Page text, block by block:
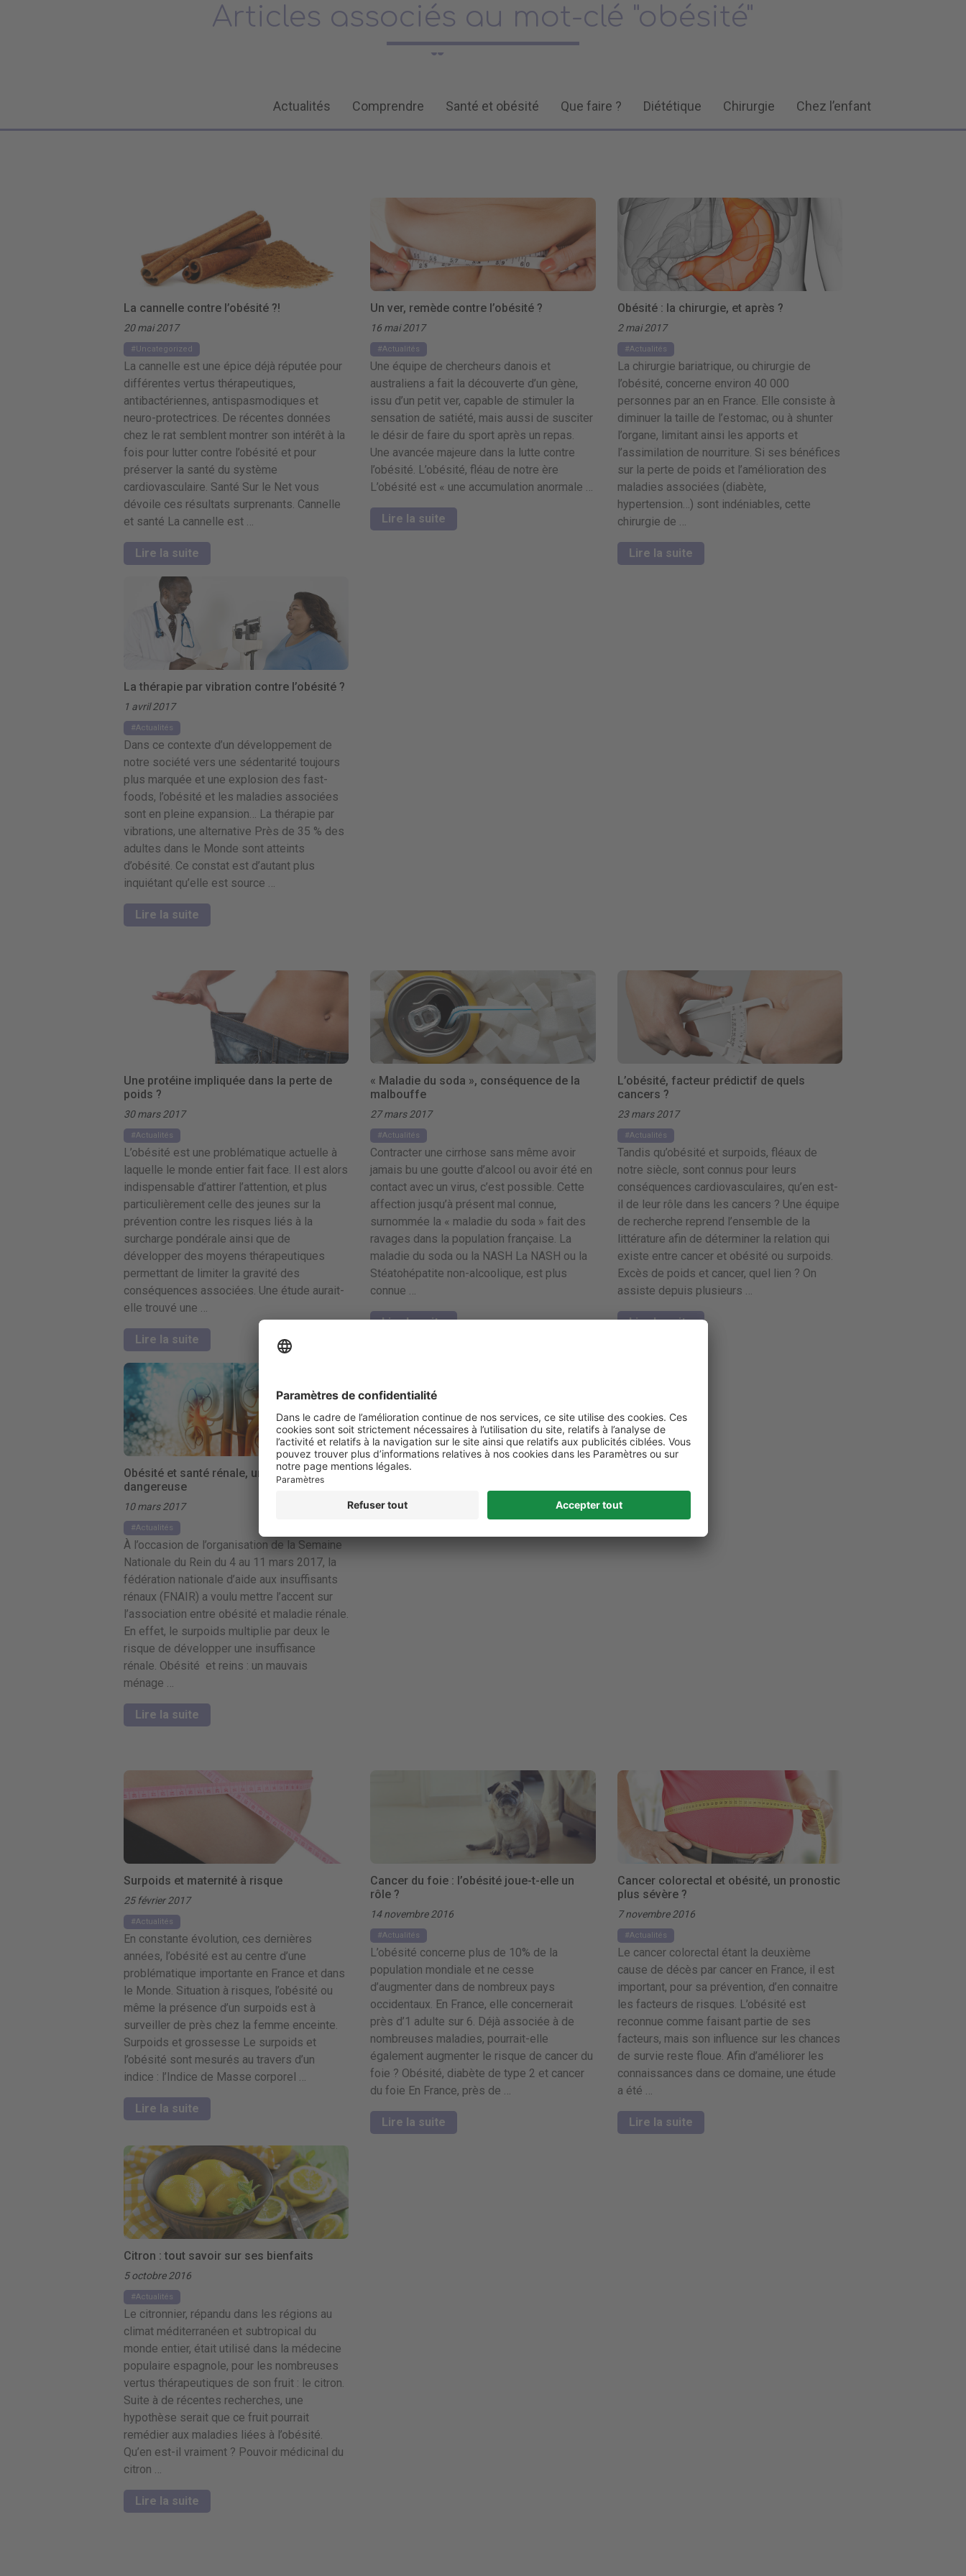
Actualités Comprendre Santé et obésité Que faire ? Diététique Chirurgie Chez l’enfant
Articles associés au mot-clé "obésité"
La cannelle contre l’obésité ?!
20 mai 2017
Uncategorized
La cannelle est une épice déjà réputée pour
différentes vertus thérapeutiques,
antibactériennes, antispasmodiques et
neuro-protectrices. De récentes données
chez le rat semblent montrer son intérêt à la
fois pour lutter contre l’obésité et pour
préserver la santé du système
cardiovasculaire. Santé Sur le Net vous
dévoile ces résultats surprenants. Cannelle
et santé La cannelle est …
Lire la suite
Un ver, remède contre l’obésité ?
16 mai 2017
Actualités
Une équipe de chercheurs danois et
australiens a fait la découverte d’un gène,
issu d’un petit ver, capable de stimuler la
sensation de satiété, mais aussi de susciter
le désir de faire du sport après un repas.
Une avancée majeure dans la lutte contre
l’obésité. L’obésité, fléau de notre ère
L’obésité est « une accumulation anormale …
Lire la suite
Obésité : la chirurgie, et après ?
2 mai 2017
Actualités
La chirurgie bariatrique, ou chirurgie de
l’obésité, concerne environ 40 000
personnes par an en France. Elle consiste à
diminuer la taille de l’estomac, ou à shunter
l’organe, limitant ainsi les apports et
l’assimilation de nourriture. Si ses bénéfices
sur la perte de poids et l’amélioration des
maladies associées (diabète,
hypertension…) sont indéniables, cette
chirurgie de …
Lire la suite
La thérapie par vibration contre l’obésité ?
1 avril 2017
Actualités
Dans ce contexte d’un développement de
notre société vers une sédentarité toujours
plus marquée et une explosion des fast-
foods, l’obésité et les maladies associées
sont en pleine expansion… La thérapie par
vibrations, une alternative Près de 35 % des
adultes dans le Monde sont atteints
d’obésité. Ce constat est d’autant plus
inquiétant qu’elle est source …
Lire la suite
Une protéine impliquée dans la perte de
poids ?
30 mars 2017
Actualités
L’obésité est une problématique actuelle à
laquelle le monde entier fait face. Il est alors
indispensable d’attirer l’attention, et plus
particulièrement celle des jeunes sur la
prévention contre les risques liés à la
surcharge pondérale ainsi que de
développer des moyens thérapeutiques
permettant de limiter la gravité des
conséquences associées. Une étude aurait-
elle trouvé une …
Lire la suite
« Maladie du soda », conséquence de la
malbouffe
27 mars 2017
Actualités
Contracter une cirrhose sans même avoir
jamais bu une goutte d’alcool ou avoir été en
contact avec un virus, c’est possible. Cette
affection jusqu’à présent mal connue,
surnommée la « maladie du soda » fait des
ravages dans la population française. La
maladie du soda ou la NASH La NASH ou la
Stéatohépatite non-alcoolique, est plus
connue …
Lire la suite
L’obésité, facteur prédictif de quels
cancers ?
23 mars 2017
Actualités
Tandis qu’obésité et surpoids, fléaux de
notre siècle, sont connus pour leurs
conséquences cardiovasculaires, qu’en est-
il de leur rôle dans les cancers ? Une équipe
de recherche reprend l’ensemble de la
littérature afin de déterminer la relation qui
existe entre cancer et obésité ou surpoids.
Excès de poids et cancer, quel lien ? On
assiste depuis plusieurs …
Lire la suite
Obésité et santé rénale, une liaison
dangereuse
10 mars 2017
Actualités
À l’occasion de l’organisation de la Semaine
Nationale du Rein du 4 au 11 mars 2017, la
fédération nationale d’aide aux insuffisants
rénaux (FNAIR) a voulu mettre l’accent sur
l’association entre obésité et maladie rénale.
En effet, le surpoids multiplie par deux le
risque de développer une insuffisance
rénale. Obésité et reins : un mauvais
ménage …
Lire la suite
Surpoids et maternité à risque
25 février 2017
Actualités
En constante évolution, ces dernières
années, l’obésité est au centre d’une
problématique importante en France et dans
le Monde. Situation à risques, l’obésité ou
même la présence d’un surpoids est à
surveiller de près chez la femme enceinte.
Surpoids et grossesse Le surpoids et
l’obésité sont mesurés au travers d’un
indice : l’Indice de Masse corporel …
Lire la suite
Cancer du foie : l’obésité joue-t-elle un
rôle ?
14 novembre 2016
Actualités
L’obésité concerne plus de 10% de la
population mondiale et ne cesse
d’augmenter dans de nombreux pays
occidentaux. En France, elle concernerait
près d’1 adulte sur 6. Déjà associée à de
nombreuses maladies, pourrait-elle
également augmenter le risque de cancer du
foie ? Obésité, diabète de type 2 et cancer
du foie En France, près de …
Lire la suite
Cancer colorectal et obésité, un pronostic
plus sévère ?
7 novembre 2016
Actualités
Le cancer colorectal étant la deuxième
cause de décès par cancer en France, il est
important, pour sa prévention, d’en connaitre
les facteurs de risques. L’obésité est
reconnue comme faisant partie de ses
facteurs, mais son influence sur les chances
de survie reste floue. Afin d’améliorer les
connaissances dans ce domaine, une étude
a été …
Lire la suite
Citron : tout savoir sur ses bienfaits
5 octobre 2016
Actualités
Le citronnier, répandu dans les régions au
climat méditerranéen et subtropical du
monde entier, était utilisé dans la médecine
populaire espagnole, pour les nombreuses
vertus thérapeutiques de son fruit : le citron.
Suite à de récentes recherches, une
hypothèse serait que ce fruit pourrait
remédier aux maladies liées à l’obésité.
Qu’en est-il vraiment ? Pouvoir médicinal du
citron …
Lire la suite